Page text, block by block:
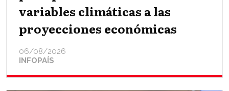
variables climáticas a las
proyecciones económicas
INFOPAÍS
06/08/2026